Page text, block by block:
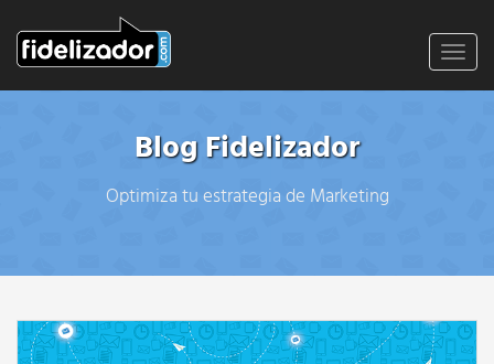
Blog Fidelizador
Optimiza tu estrategia de Marketing